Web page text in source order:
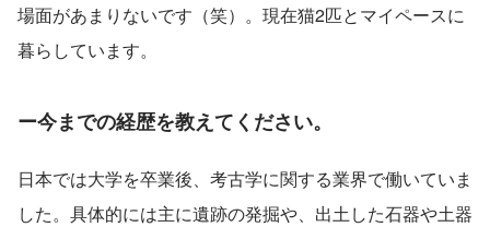
場面があまりないです（笑）。現在猫2匹とマイペースに
暮らしています。
ー今までの経歴を教えてください。
日本では大学を卒業後、考古学に関する業界で働いていま
した。具体的には主に遺跡の発掘や、出土した石器や土器